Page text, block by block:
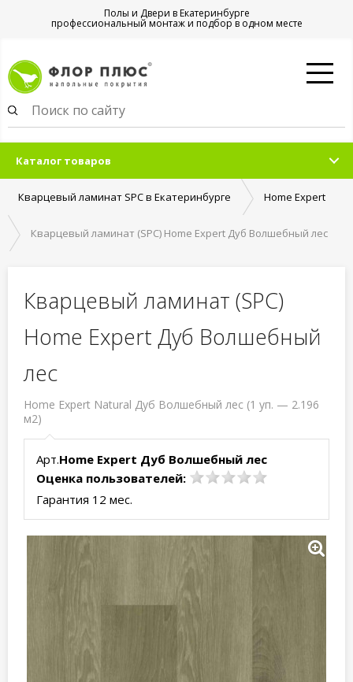
Полы и Двери в Екатеринбурге
профессиональный монтаж и подбор в одном месте
Каталог товаров
Кварцевый ламинат SPC в Екатеринбурге Home Expert
Кварцевый ламинат (SPC) Home Expert Дуб Волшебный лес
Кварцевый ламинат (SPC)
Home Expert Дуб Волшебный
лес
Home Expert Natural Дуб Волшебный лес (1 уп. — 2.196
м2)
Арт.Home Expert Дуб Волшебный лес
Оценка пользователей:
Гарантия 12 мес.